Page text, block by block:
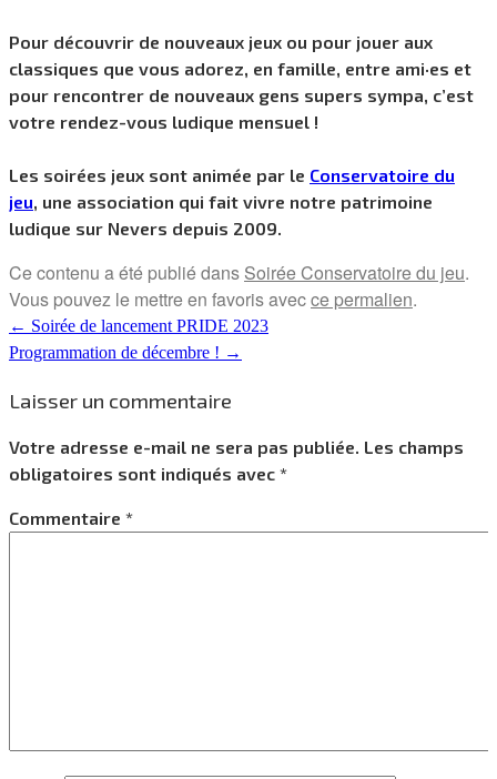
Pour découvrir de nouveaux jeux ou pour jouer aux
classiques que vous adorez, en famille, entre ami·es et
pour rencontrer de nouveaux gens supers sympa, c’est
votre rendez-vous ludique mensuel !
Les soirées jeux sont animée par le Conservatoire du
jeu, une association qui fait vivre notre patrimoine
ludique sur Nevers depuis 2009.
Ce contenu a été publié dans Soirée Conservatoire du jeu.
Vous pouvez le mettre en favoris avecce permalien.
← Soirée de lancement PRIDE 2023
Programmation de décembre ! →
Laisser un commentaire
Votre adresse e-mail ne sera pas publiée. Les champs
obligatoires sont indiqués avec *
Commentaire *